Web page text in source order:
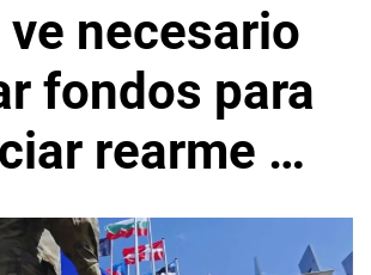
ve necesario
fondos para
rearme de
Europea